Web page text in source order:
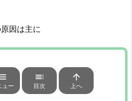
因は主に
ュー

目次

上へ